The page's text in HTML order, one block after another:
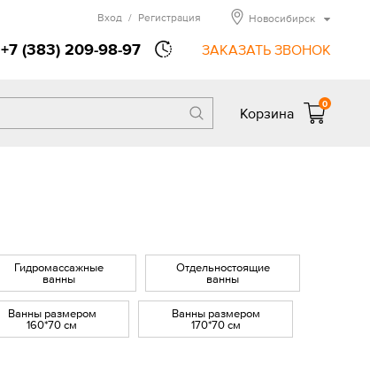
+7 (383) 209-98-97 ЗАКАЗАТЬ ЗВОНОК
Вход / Регистрация Новосибирск
Корзина
0
Гидромассажные
ванны
Отдельностоящие
ванны
Ванны размером
160*70 см
Ванны размером
170*70 см